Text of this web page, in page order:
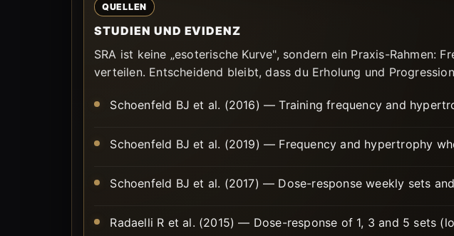
QUELLEN
STUDIEN UND EVIDENZ
SRA ist keine „esoterische Kurve", sondern ein Praxis-Rahmen:
verteilen. Entscheidend bleibt, dass du Erholung und
Schoenfeld BJ et al. (2016) — Training frequency and
Schoenfeld BJ et al. (2019) — Frequency and hypertrophy
Schoenfeld BJ et al. (2017) — Dose-response weekly sets
Radaelli R et al. (2015) — Dose-response of 1, 3 and 5 sets